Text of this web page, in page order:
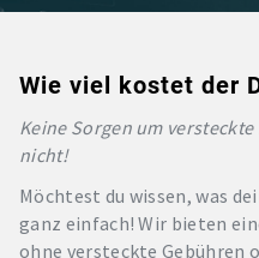
Wie viel kostet der
Keine Sorgen um
nicht!
Möchtest du wissen, was
ganz einfach! Wir bieten
ohne versteckte Gebühren